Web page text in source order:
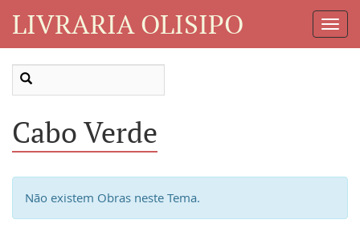
LIVRARIA OLISIPO
Cabo Verde
Não existem Obras neste Tema.